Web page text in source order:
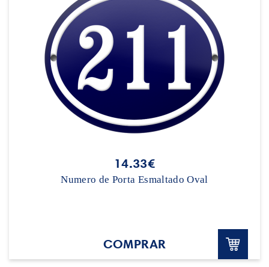
14.33€
Numero de Porta Esmaltado Oval
COMPRAR